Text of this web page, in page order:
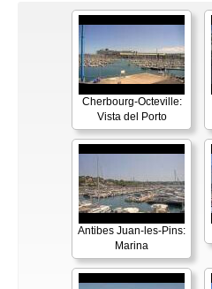
Cherbourg-Octeville:
Vista del Porto
Antibes Juan-les-Pins:
Marina